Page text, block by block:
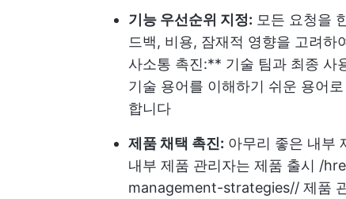
기능 우선순위 지정: 모든 요청을
드백, 비용, 잠재적 영향을 고려
사소통 촉진:** 기술 팀과 최종 사
기술 용어를 이해하기 쉬운 용어
합니다
제품 채택 촉진: 아무리 좋은 내부
내부 제품 관리자는 제품 출시 /
management-strategies// 제품